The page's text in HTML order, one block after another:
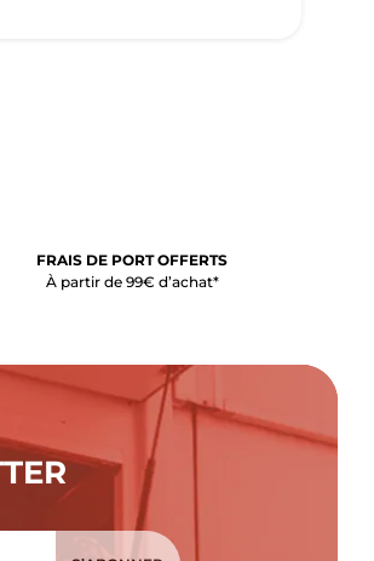
FRAIS DE PORT OFFERTS
À partir de 99€ d’achat*